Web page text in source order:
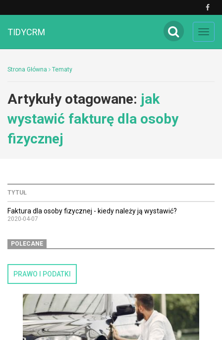
TIDYCRM
Strona Główna Tematy
Artykuły otagowane: jak
wystawić fakturę dla osoby
fizycznej
TYTUŁ
Faktura dla osoby fizycznej - kiedy należy ją wystawić?
2020-04-07
POLECANE
PRAWO I PODATKI